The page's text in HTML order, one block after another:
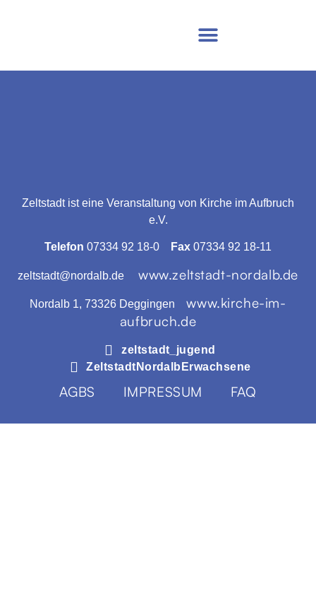
UND STEVEN BUFTON
Zeltstadt ist eine Veranstaltung von Kirche im Aufbruch
e.V.
Telefon 07334 92 18-0 Fax 07334 92 18-11
zeltstadt@nordalb.dewww.zeltstadt-nordalb.de
Nordalb 1, 73326 Deggingenwww.kirche-im-
aufbruch.de
zeltstadt_jugend
ZeltstadtNordalbErwachsene
AGBS IMPRESSUM FAQ